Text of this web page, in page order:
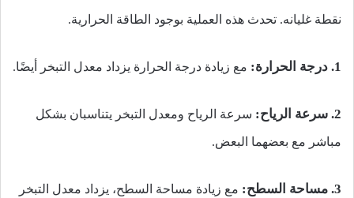
نقطة غليانه. تحدث هذه العملية بوجود الطاقة الحرارية.
1. درجة الحرارة: مع زيادة درجة الحرارة يزداد معدل التبخر أيضًا.
2. سرعة الرياح: سرعة الرياح ومعدل التبخر يتناسبان بشكل
مباشر مع بعضهما البعض.
3. مساحة السطح: مع زيادة مساحة السطح، يزداد معدل التبخر